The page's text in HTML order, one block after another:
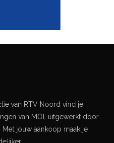
van RTV Noord vind je
van MOI, uitgewerkt door
jouw aankoop maak je